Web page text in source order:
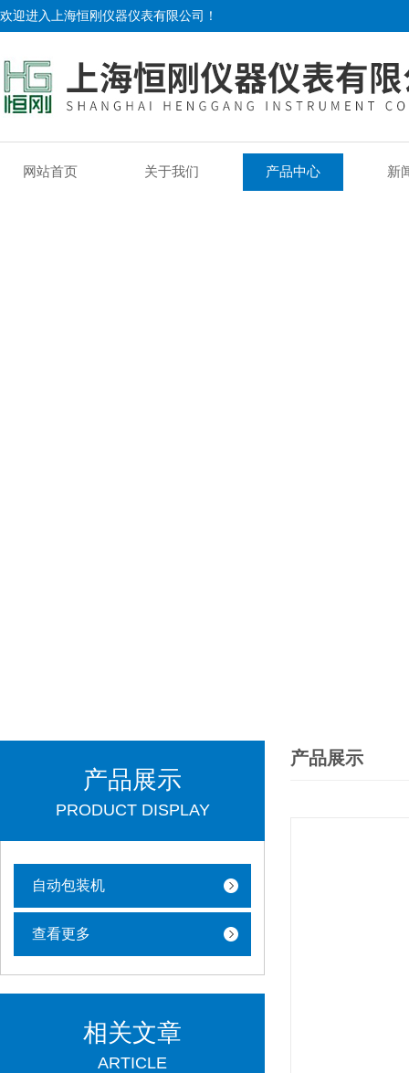
欢迎进入上海恒刚仪器仪表有限公司！
网站首页 关于我们 产品中心 新
产品展示
PRODUCT DISPLAY
自动包装机
查看更多
相关文章
ARTICLE
产品展示